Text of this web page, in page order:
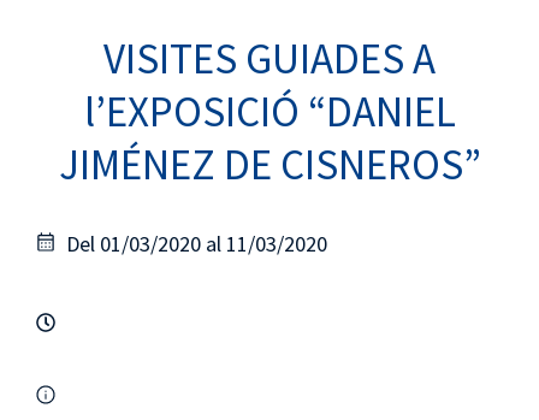
VISITES GUIADES A
l’EXPOSICIÓ “DANIEL
JIMÉNEZ DE CISNEROS”
Del 01/03/2020 al 11/03/2020